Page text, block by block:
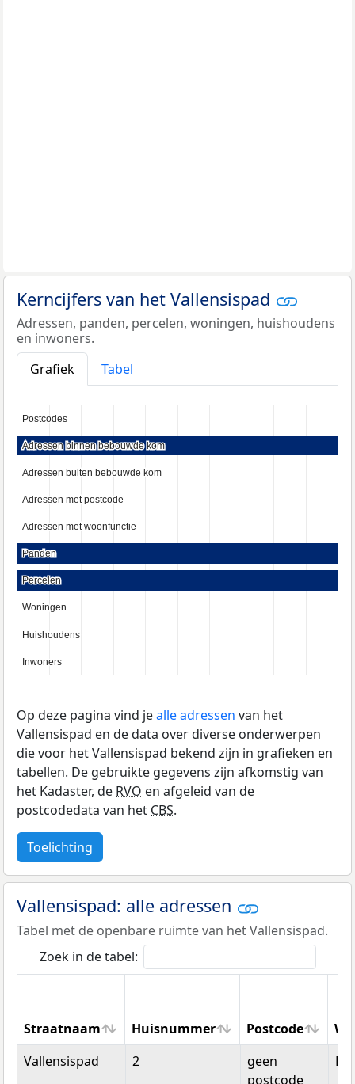
Kerncijfers van het Vallensispad
Adressen, panden, percelen, woningen, huishoudens
en inwoners.
Grafiek
Tabel
Postcodes
Postcodes
Adressen binnen bebouwde kom
Adressen binnen bebouwde kom
Adressen buiten bebouwde kom
Adressen buiten bebouwde kom
Adressen met postcode
Adressen met postcode
Adressen met woonfunctie
Adressen met woonfunctie
Panden
Panden
Percelen
Percelen
Woningen
Woningen
Huishoudens
Huishoudens
Inwoners
Inwoners
Op deze pagina vind jealle adressen van het
Vallensispad en de data over diverse onderwerpen
die voor het Vallensispad bekend zijn in grafieken en
tabellen. De gebruikte gegevens zijn afkomstig van
het Kadaster, deRVO en afgeleid van de
postcodedata van hetCBS.
Toelichting
Vallensispad: alle adressen
Tabel met de openbare ruimte van het Vallensispad.
Zoek in de tabel:
Straatnaam Huisnummer Postcode
Straatnaam
Huisnummer Postcode
Vallensispad 2
geen
postcode